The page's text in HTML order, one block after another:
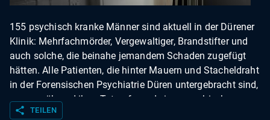
155 psychisch kranke Männer sind aktuell in der Dürener
Klinik: Mehrfachmörder, Vergewaltiger, Brandstifter und
auch solche, die beinahe jemandem Schaden zugefügt
hätten. Alle Patienten, die hinter Mauern und Stacheldraht
in der Forensischen Psychiatrie Düren untergebracht sind,
waren während ihrer Tat aufgrund einer psychischen
Erkrankung schuldunfähig. Daher bekamen sie keine
share TEILEN